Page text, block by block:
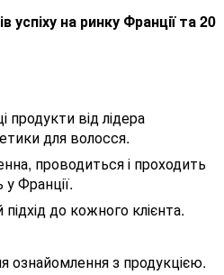
успіху на ринку Франції та 20
від лідера
для волосся.
проводиться і проходить
Франції.
підхід до кожного клієнта.
ознайомлення з продукцією.